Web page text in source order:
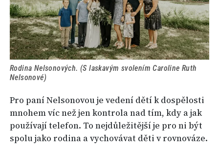
Rodina Nelsonových. (S laskavým svolením Caroline Ruth
Nelsonové)
Pro paní Nelsonovou je vedení dětí k dospělosti
mnohem víc než jen kontrola nad tím, kdy a jak
používají telefon. To nejdůležitější je pro ni být
spolu jako rodina a vychovávat děti v rovnováze.